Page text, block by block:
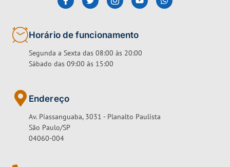
Horário de funcionamento
Segunda a Sexta das 08:00 às 20:00
Sábado das 09:00 às 15:00
Endereço
Av. Piassanguaba, 3031 - Planalto Paulista
São Paulo/SP
04060-004